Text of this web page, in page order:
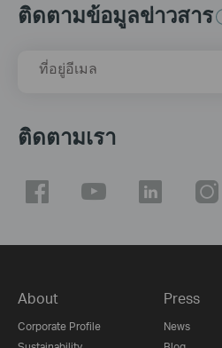
ติดตามข้อมูลข่าวสาร
ที่อยู่อีเมล
ติดตามเรา
About
Corporate Profile
Press
News